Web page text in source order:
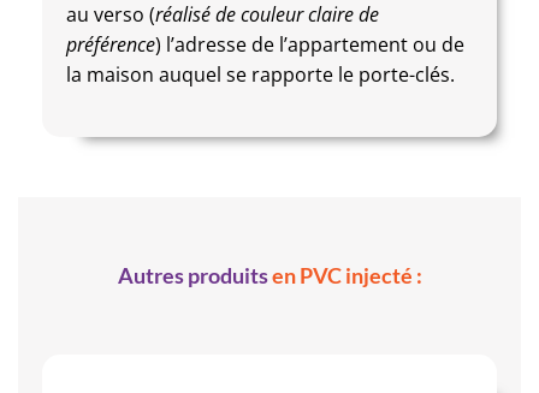
au verso (réaliséde couleur claire de
préférence) l’adresse de l’appartement ou de
la maison auquel se rapporte le porte-clés.
Autres produitsen PVC injecté :